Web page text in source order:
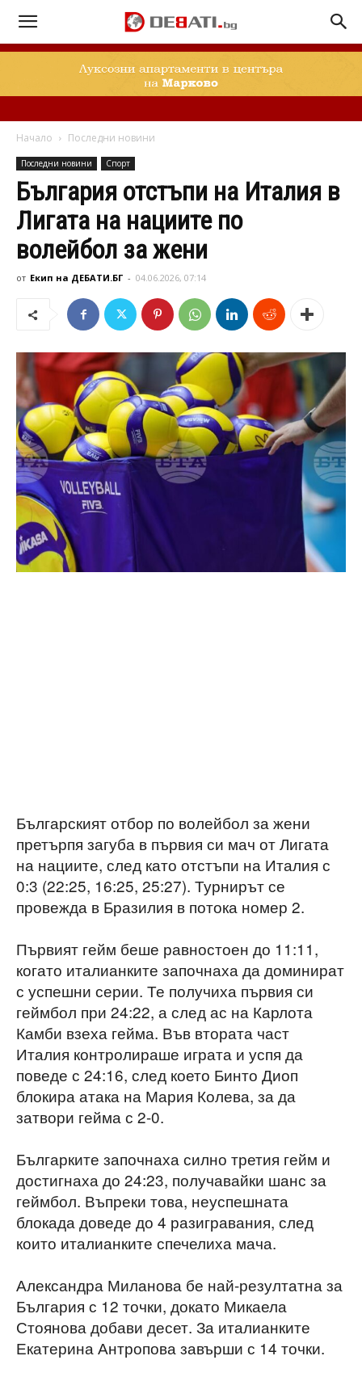
Начало Последни новини
Последни новини Спорт
България отстъпи на Италия в
Лигата на нациите по
волейбол за жени
от Екип на ДЕБАТИ.БГ - 04.06.2026, 07:14
Българският отбор по волейбол за жени
претърпя загуба в първия си мач от Лигата
на нациите, след като отстъпи на Италия с
0:3 (22:25, 16:25, 25:27). Турнирът се
провежда в Бразилия в потока номер 2.
Първият гейм беше равностоен до 11:11,
когато италианките започнаха да доминират
с успешни серии. Те получиха първия си
геймбол при 24:22, а след ас на Карлота
Камби взеха гейма. Във втората част
Италия контролираше играта и успя да
поведе с 24:16, след което Бинто Диоп
блокира атака на Мария Колева, за да
затвори гейма с 2-0.
Българките започнаха силно третия гейм и
достигнаха до 24:23, получавайки шанс за
геймбол. Въпреки това, неуспешната
блокада доведе до 4 разигравания, след
които италианките спечелиха мача.
Александра Миланова бе най-резултатна за
България с 12 точки, докато Микаела
Стоянова добави десет. За италианките
Екатерина Антропова завърши с 14 точки.